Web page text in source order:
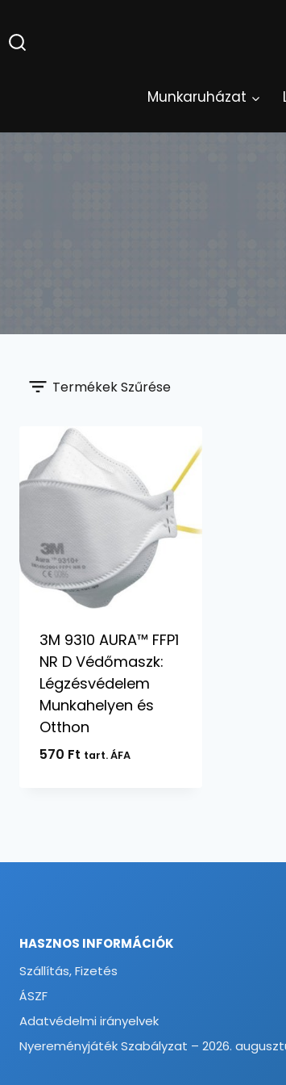
to
content
Munkaruházat
Termékek Szűrése
3M 9310 AURA™ FFP1
NR D Védőmaszk:
Légzésvédelem
Munkahelyen és
Otthon
570 Ft tart. ÁFA
HASZNOS INFORMÁCIÓK
Szállítás, Fizetés
ÁSZF
Adatvédelmi irányelvek
Nyereményjáték Szabályzat – 2026.